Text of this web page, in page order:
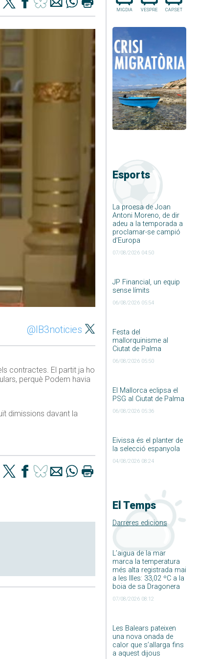
MIGDIA VESPRE CAP.SET
Esports
La proesa de Joan
Antoni Moreno, de dir
adeu a la temporada a
proclamar-se campió
d’Europa
07/08/2026 04:50
JP Financial, un equip
sense límits
06/08/2026 05:54
Festa del
mallorquinisme al
Ciutat de Palma
06/08/2026 05:50
El Mallorca eclipsa el
PSG al Ciutat de Palma
06/08/2026 05:36
Eivissa és el planter de
la selecció espanyola
04/08/2026 08:24
El Temps
Darreres edicions
L’aigua de la mar
marca la temperatura
més alta registrada mai
a les Illes: 33,02 ºC a la
boia de sa Dragonera
07/08/2026 08:12
Les Balears pateixen
una nova onada de
calor que s’allarga fins
a aquest dijous
@IB3noticies
contractes. El partit ja ho
perquè Podem havia
dimissions davant la